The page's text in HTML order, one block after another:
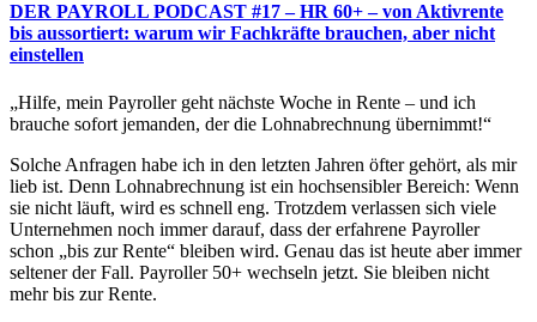
DER PAYROLL PODCAST #17 – HR 60+ – von Aktivrente
bis aussortiert: warum wir Fachkräfte brauchen, aber nicht
einstellen
„Hilfe, mein Payroller geht nächste Woche in Rente – und ich
brauche sofort jemanden, der die Lohnabrechnung übernimmt!“
Solche Anfragen habe ich in den letzten Jahren öfter gehört, als mir
lieb ist. Denn Lohnabrechnung ist ein hochsensibler Bereich: Wenn
sie nicht läuft, wird es schnell eng. Trotzdem verlassen sich viele
Unternehmen noch immer darauf, dass der erfahrene Payroller
schon „bis zur Rente“ bleiben wird. Genau das ist heute aber immer
seltener der Fall. Payroller 50+ wechseln jetzt. Sie bleiben nicht
mehr bis zur Rente.